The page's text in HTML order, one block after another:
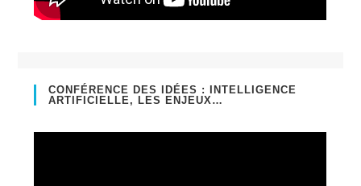
CONFÉRENCE DES IDÉES : INTELLIGENCE
ARTIFICIELLE, LES ENJEUX…